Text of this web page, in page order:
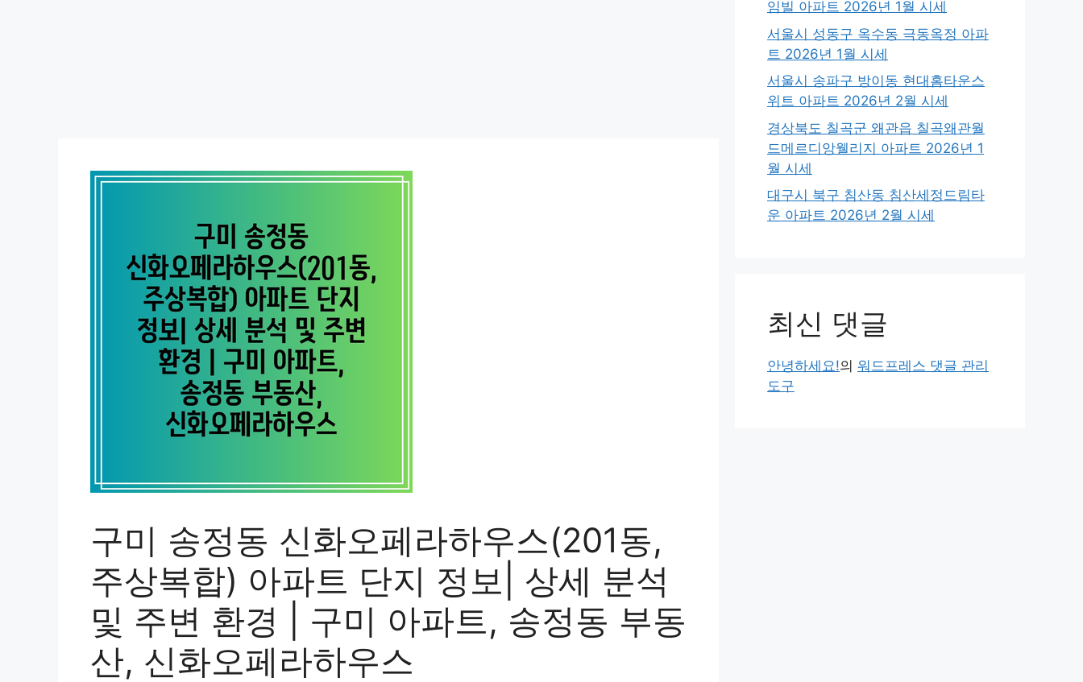
구미 송정동 신화오페라하우스(201동,
주상복합) 아파트 단지 정보| 상세 분석
및 주변 환경 | 구미 아파트, 송정동 부동
산, 신화오페라하우스
임빌 아파트 2026년 1월 시세
서울시 성동구 옥수동 극동옥정 아파
트 2026년 1월 시세
서울시 송파구 방이동 현대홈타운스
위트 아파트 2026년 2월 시세
경상북도 칠곡군 왜관읍 칠곡왜관월
드메르디앙웰리지 아파트 2026년 1
월 시세
대구시 북구 침산동 침산세정드림타
운 아파트 2026년 2월 시세
최신 댓글
안녕하세요!의 워드프레스 댓글 관리
도구